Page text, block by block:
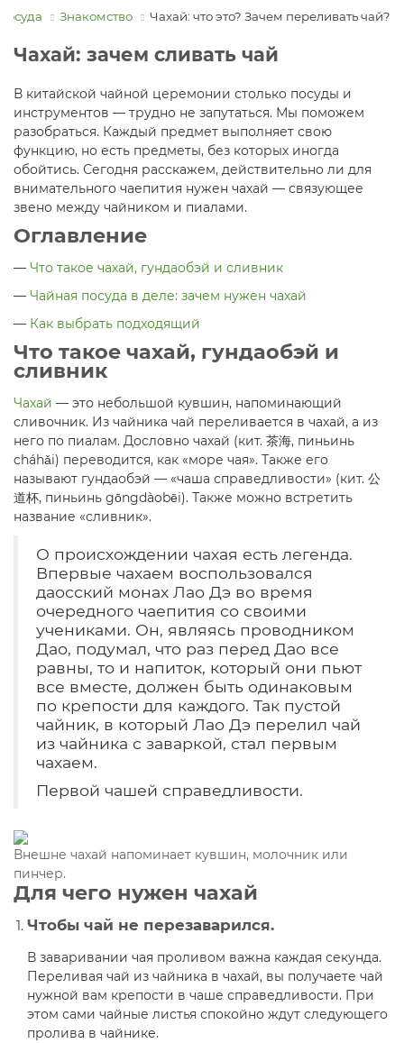
Знакомство Чахай: что это? Зачем переливать чай?
Чахай: зачем сливать чай
В китайской чайной церемонии столько посуды и
инструментов — трудно не запутаться. Мы поможем
разобраться. Каждый предмет выполняет свою
функцию, но есть предметы, без которых иногда
обойтись. Сегодня расскажем, действительно ли для
внимательного чаепития нужен чахай — связующее
звено между чайником и пиалами.
Оглавление
— Что такое чахай, гундаобэй и сливник
— Чайная посуда в деле: зачем нужен чахай
— Как выбрать подходящий
Что такое чахай, гундаобэй и
сливник
Чахай — это небольшой кувшин, напоминающий
сливочник. Из чайника чай переливается в чахай, а из
него по пиалам. Дословно чахай (кит. 茶海, пиньинь
cháhǎi) переводится, как «море чая». Также его
называют гундаобэй — «чаша справедливости» (кит. 公
道杯, пиньинь gōngdàobēi). Также можно встретить
название «сливник».
О происхождении чахая есть легенда.
Впервые чахаем воспользовался
даосский монах Лао Дэ во время
очередного чаепития со своими
учениками. Он, являясь проводником
Дао, подумал, что раз перед Дао все
равны, то и напиток, который они пьют
все вместе, должен быть одинаковым
по крепости для каждого. Так пустой
чайник, в который Лао Дэ перелил чай
из чайника с заваркой, стал первым
чахаем.
Первой чашей справедливости.
Внешне чахай напоминает кувшин, молочник или
пинчер.
Для чего нужен чахай
Чтобы чай не перезаварился.
В заваривании чая проливом важна каждая секунда.
Переливая чай из чайника в чахай, вы получаете чай
нужной вам крепости в чаше справедливости. При
этом сами чайные листья спокойно ждут следующего
пролива в чайнике.